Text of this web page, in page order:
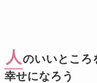
人 のいいところ
幸せになろう